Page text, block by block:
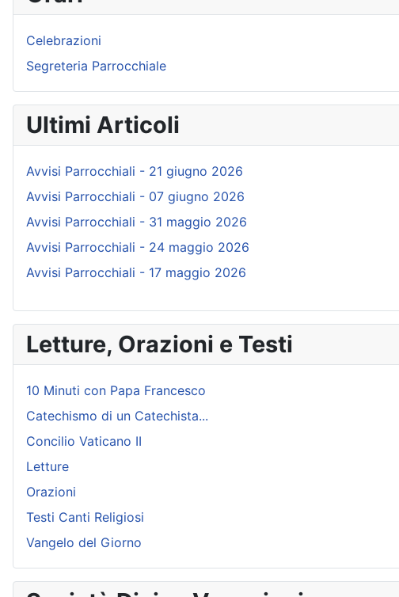
Celebrazioni
Segreteria Parrocchiale
Ultimi Articoli
Avvisi Parrocchiali - 21 giugno 2026
Avvisi Parrocchiali - 07 giugno 2026
Avvisi Parrocchiali - 31 maggio 2026
Avvisi Parrocchiali - 24 maggio 2026
Avvisi Parrocchiali - 17 maggio 2026
Letture, Orazioni e Testi
10 Minuti con Papa Francesco
Catechismo di un Catechista...
Concilio Vaticano II
Letture
Orazioni
Testi Canti Religiosi
Vangelo del Giorno